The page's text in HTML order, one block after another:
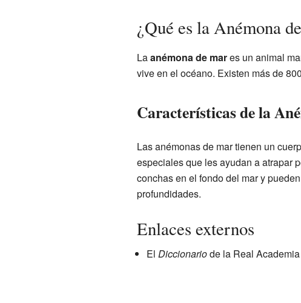
¿Qué es la Anémona
Laanémona de mares un animal
vive en el océano. Existen más de
Características de la
Las anémonas de mar tienen un
especiales que les ayudan a atrapar
conchas en el fondo del mar y
profundidades.
Enlaces externos
El Diccionariode la Real